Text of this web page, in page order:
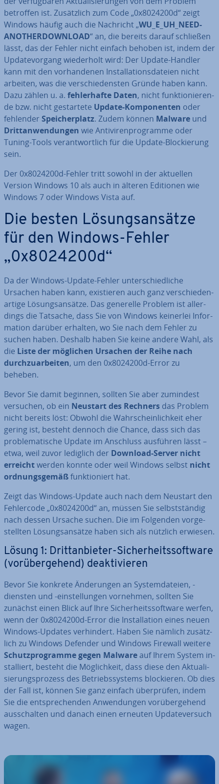
betroffen ist. Zu­sätz­lich zum Code „0x8024200d“ zeigt
Windows häufig auch die Nachricht „WU_E_UH_NEED­
ANO­THER­DOWN­LOAD“ an, die bereits darauf schließen
lässt, das der Fehler nicht einfach behoben ist, indem der
Up­date­vor­gang wie­der­holt wird: Der Update-Handler
kann mit den vor­han­de­nen In­stal­la­ti­ons­da­tei­en nicht
arbeiten, was die ver­schie­dens­ten Gründe haben kann.
Dazu zählen u. a. feh­ler­haf­te Daten, nicht funk­tio­nie­ren­
de bzw. nicht ge­star­te­te Update-Kom­po­nen­ten oder
fehlender Spei­cher­platz. Zudem können Malware und
Dritt­an­wen­dun­gen wie An­ti­vi­ren­pro­gram­me oder
Tuning-Tools ver­ant­wort­lich für die Update-Blo­ckie­rung
sein.
Der 0x8024200d-Fehler tritt sowohl in der aktuellen
Version Windows 10 als auch in älteren Editionen wie
Windows 7 oder Windows Vista auf.
Die besten Lö­sungs­an­sät­ze
für den Windows-Fehler
„0x8024200d“
Da der Windows-Update-Fehler un­ter­schied­li­che
Ursachen haben kann, exis­tie­ren auch ganz ver­schie­den­
ar­ti­ge Lö­sungs­an­sät­ze. Das generelle Problem ist al­ler­
dings die Tatsache, dass Sie von Windows keinerlei In­for­
ma­ti­on darüber erhalten, wo Sie nach dem Fehler zu
suchen haben. Deshalb haben Sie keine andere Wahl, als
die Liste der möglichen Ursachen der Reihe nach
durch­zu­ar­bei­ten, um den 0x8024200d-Error zu
beheben.
Bevor Sie damit beginnen, sollten Sie aber zumindest
versuchen, ob ein Neustart des Rechners das Problem
nicht bereits löst: Obwohl die Wahr­schein­lich­keit eher
gering ist, besteht dennoch die Chance, dass sich das
pro­ble­ma­ti­sche Update im Anschluss ausführen lässt –
etwa, weil zuvor lediglich der Download-Server nicht
erreichtwerden konnte oder weil Windows selbst nicht
ord­nungs­ge­mäßfunk­tio­niert hat.
Zeigt das Windows-Update auch nach dem Neustart den
Feh­ler­code „0x8024200d“ an, müssen Sie selbst­stän­dig
nach dessen Ursache suchen. Die im Folgenden vor­ge­
stell­ten Lö­sungs­an­sät­ze haben sich als nützlich erwiesen.
Lösung 1: Dritt­an­bie­ter-Si­cher­heits­soft­ware
(vor­über­ge­hend) de­ak­ti­vie­ren
Bevor Sie konkrete Än­de­run­gen an Sys­tem­da­tei­en, -
diensten und -ein­stel­lun­gen vornehmen, sollten Sie
zunächst einen Blick auf Ihre Si­cher­heits­soft­ware werfen,
wenn der 0x8024200d-Error die In­stal­la­ti­on eines neuen
Windows-Updates ver­hin­dert. Haben Sie nämlich zu­sätz­
lich zu Windows Defender und Windows Firewall weitere
Schutz­pro­gram­me gegen Malwareauf Ihrem System in­
stal­liert, besteht die Mög­lich­keit, dass diese den Ak­tua­li­
sie­rungs­pro­zess des Be­triebs­sys­tems blo­ckie­ren. Ob dies
der Fall ist, können Sie ganz einfach über­prü­fen, indem
Sie die ent­spre­chen­den An­wen­dun­gen vor­über­ge­hend
aus­schal­ten und danach einen erneuten Up­date­ver­such
wagen.